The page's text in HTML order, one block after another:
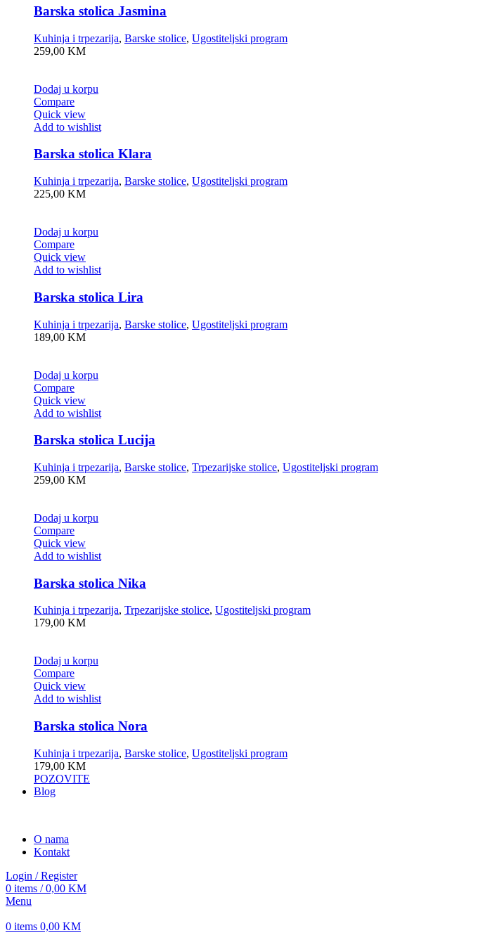
Barska stolica Jasmina
Kuhinja i trpezarija, Barske stolice, Ugostiteljski program
259,00 KM
Dodaj u korpu
Compare
Quick view
Add to wishlist
Barska stolica Klara
Kuhinja i trpezarija, Barske stolice, Ugostiteljski program
225,00 KM
Dodaj u korpu
Compare
Quick view
Add to wishlist
Barska stolica Lira
Kuhinja i trpezarija, Barske stolice, Ugostiteljski program
189,00 KM
Dodaj u korpu
Compare
Quick view
Add to wishlist
Barska stolica Lucija
Kuhinja i trpezarija, Barske stolice, Trpezarijske stolice, Ugostiteljski program
259,00 KM
Dodaj u korpu
Compare
Quick view
Add to wishlist
Barska stolica Nika
Kuhinja i trpezarija, Trpezarijske stolice, Ugostiteljski program
179,00 KM
Dodaj u korpu
Compare
Quick view
Add to wishlist
Barska stolica Nora
Kuhinja i trpezarija, Barske stolice, Ugostiteljski program
179,00 KM
POZOVITE
Blog
O nama
Kontakt
Login / Register
0 items / 0,00 KM
Menu
0 items 0,00 KM